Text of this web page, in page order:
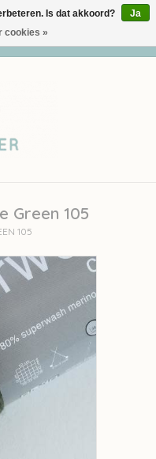
Green 105
105
Is dat akkoord?
Ja
cookies »